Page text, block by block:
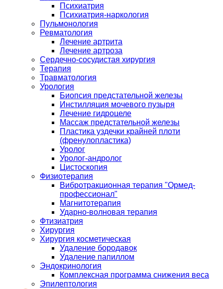
Психиатрия
Психиатрия-наркология
Пульмонология
Ревматология
Лечение артрита
Лечение артроза
Сердечно-сосудистая хирургия
Терапия
Травматология
Урология
Биопсия предстательной железы
Инстилляция мочевого пузыря
Лечение гидроцеле
Массаж предстательной железы
Пластика уздечки крайней плоти
(френулопластика)
Уролог
Уролог-андролог
Цистоскопия
Физиотерапия
Вибротракционная терапия "Ормед-
профессионал"
Магнитотерапия
Ударно-волновая терапия
Фтизиатрия
Хирургия
Хирургия косметическая
Удаление бородавок
Удаление папиллом
Эндокринология
Комплексная программа снижения веса
Эпилептология